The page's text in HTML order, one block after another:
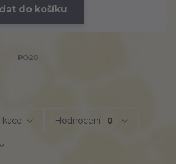
do košíku
PO20
Hodnocení 0